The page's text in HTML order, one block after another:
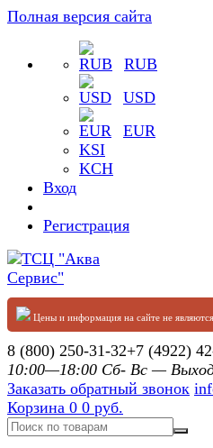
Полная версия сайта
RUB
USD
EUR
KSI
KCH
Вход
Регистрация
Цены и информация на сайте не
8 (800) 250-31-32+7 (4922)
10:00—18:00 Сб- Вс —
Заказать обратный звонок
Корзина 0 0 руб.